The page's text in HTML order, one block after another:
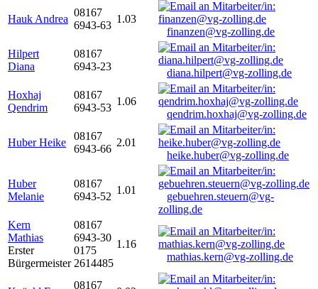
Hauk Andrea
08167
6943-63
1.03
finanzen@vg-zolling.de
Hilpert
Diana
08167
6943-23
diana.hilpert@vg-zolling.de
Hoxhaj
Qendrim
08167
6943-53
1.06
qendrim.hoxhaj@vg-zolling.de
Huber Heike
08167
6943-66
2.01
heike.huber@vg-zolling.de
Huber
Melanie
08167
6943-52
1.01
gebuehren.steuern@vg-
zolling.de
Kern
Mathias
Erster
Bürgermeister
08167
6943-30
0175
2614485
1.16
mathias.kern@vg-zolling.de
08167